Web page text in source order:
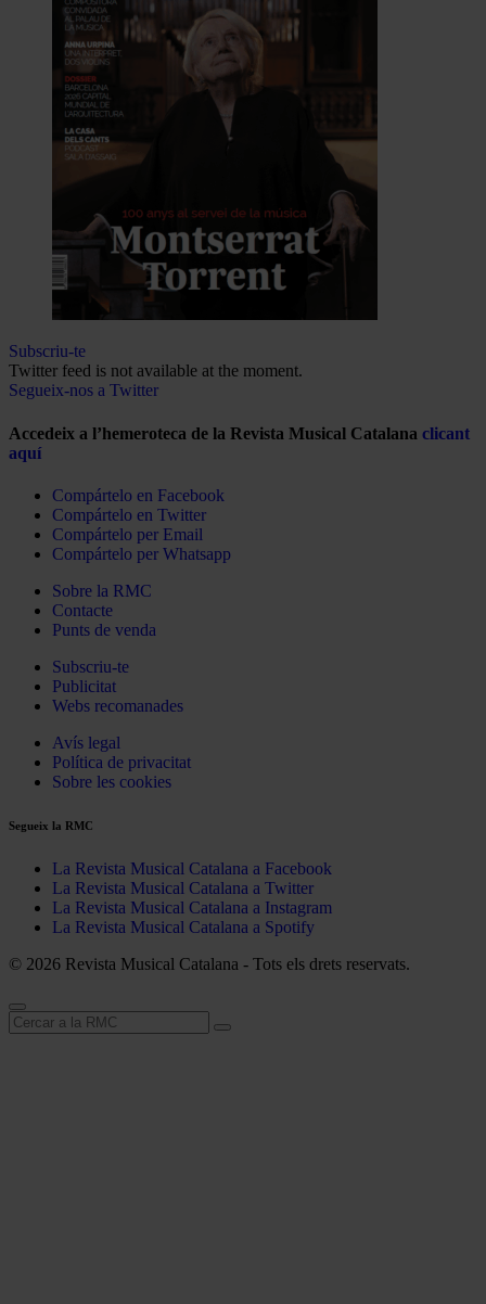
Subscriu-te
Twitter feed is not available at the moment.
Segueix-nos a Twitter
Accedeix a l’hemeroteca de la Revista Musical Catalana clicant
aquí
Compártelo en Facebook
Compártelo en Twitter
Compártelo per Email
Compártelo per Whatsapp
Sobre la RMC
Contacte
Punts de venda
Subscriu-te
Publicitat
Webs recomanades
Avís legal
Política de privacitat
Sobre les cookies
Segueix la RMC
La Revista Musical Catalana a Facebook
La Revista Musical Catalana a Twitter
La Revista Musical Catalana a Instagram
La Revista Musical Catalana a Spotify
© 2026 Revista Musical Catalana - Tots els drets reservats.
Cerca